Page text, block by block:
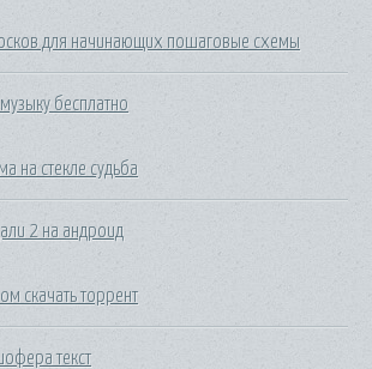
для начинающих пошаговые схемы
бесплатно
на стекле судьба
2 на андроид
скачать торрент
текст